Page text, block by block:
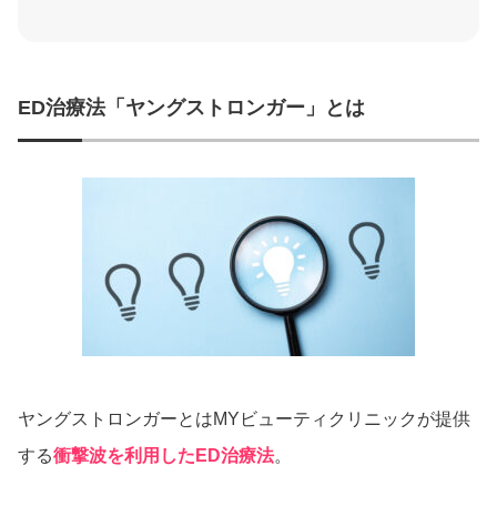
ED治療法「ヤングストロンガー」とは
ヤングストロンガーとはMYビューティクリニックが提供
する衝撃波を利用したED治療法。